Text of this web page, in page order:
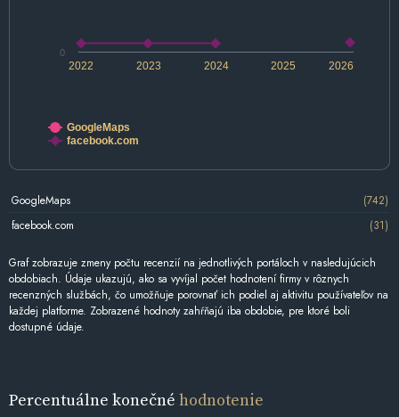
2022 2024 2026
2023 2025
0
GoogleMaps
facebook.com
GoogleMaps
(742)
facebook.com
(31)
Graf zobrazuje zmeny počtu recenzií na jednotlivých portáloch v nasledujúcich
obdobiach. Údaje ukazujú, ako sa vyvíjal počet hodnotení firmy v rôznych
recenzných službách, čo umožňuje porovnať ich podiel aj aktivitu používateľov na
každej platforme. Zobrazené hodnoty zahŕňajú iba obdobie, pre ktoré boli
dostupné údaje.
Percentuálne konečné hodnotenie